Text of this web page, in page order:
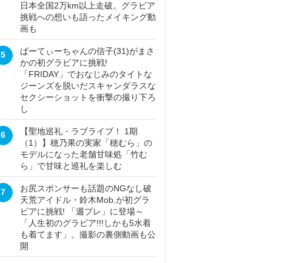
日本全国2万km以上走破。グラビア
挑戦への想いも語ったメイキング動
画も
5
ぱーてぃーちゃんの信子(31)がまさ
かの初グラビアに挑戦!
「FRIDAY」でおなじみのタイトな
ジーンズを脱いだスキャンダラスな
セクシーショットを衝撃の撮り下ろ
し
6
【聖地巡礼・ラブライブ！ 1期
（1）】穂乃果の実家「穂むら」の
モデルになった老舗甘味処「竹む
ら」で甘味と巡礼を楽しむ
7
お尻スポンサーも話題のNGなし破
天荒アイドル・鈴木Mob.が初グラ
ビアに挑戦! 「週プレ」に登場～
「人生初のグラビア!!!しかも5水着
も着てます」。撮影の裏側動画も公
開